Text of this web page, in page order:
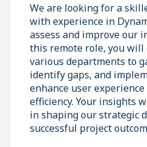
We are looking for a
with experience in
assess and improve our
this remote role, you
various departments to
identify gaps, and
enhance user
efficiency. Your insights
in shaping our strategic
successful project